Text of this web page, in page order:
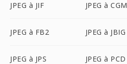
JPEG à JIF JPEG à CGM
JPEG à FB2 JPEG à JBIG
JPEG à JPS JPEG à PCD